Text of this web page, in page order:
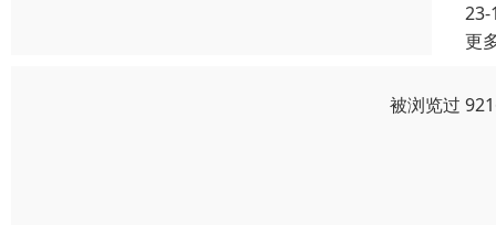
23-
更
被浏览过